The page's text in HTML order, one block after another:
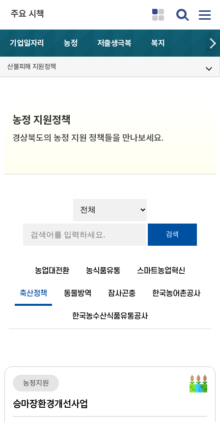
주요 시책
기업일자리 농정 저출생극복 복지
산불피해 지원정책
농정 지원정책
경상북도의 농정 지원 정책들을 만나보세요.
검색
농업대전환 농식품유통 스마트농업혁신
축산정책 동물방역 잠사곤충 한국농어촌공사
한국농수산식품유통공사
농정지원
승마장환경개선사업